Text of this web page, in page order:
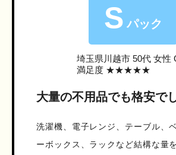
S パック
埼玉県川越市 50代 女性
満足度 ★★★★★
大量の不用品でも格安で
洗濯機、電子レンジ、テーブル、
ーボックス、ラックなど結構な量